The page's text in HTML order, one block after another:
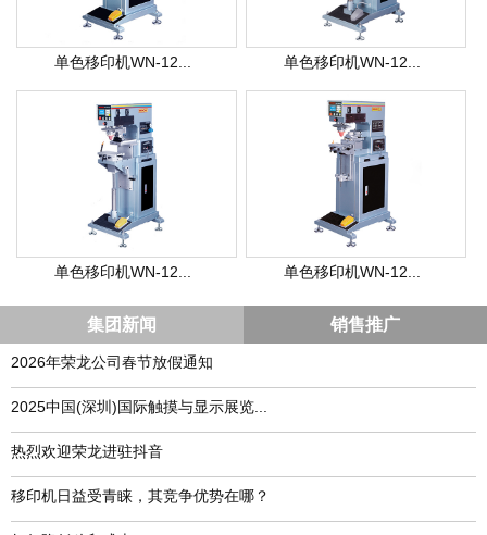
单色移印机WN-12... 单色移印机WN-12...
单色移印机WN-12... 单色移印机WN-12...
集团新闻 销售推广
2026年荣龙公司春节放假通知
​2025中国(深圳)国际触摸与显示展览...
热烈欢迎荣龙进驻抖音
移印机日益受青睐，其竞争优势在哪？